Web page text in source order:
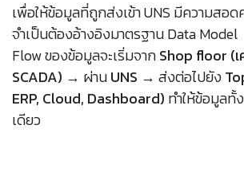
เพื่อให้ข้อมูลที่ถูกส่งเข้า UNS มีความสอด
จำเป็นต้องอ้างอิงมาตรฐาน Data Model
Flow ของข้อมูลจะเริ่มจากShop floor (เ
SCADA) → ผ่านUNS → ส่งต่อไปยัง
ERP, Cloud, Dashboard) ทำให้ข้อมูล
เดียว